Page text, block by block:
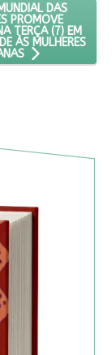
NO PERU E NA
MARCHA
DAS
PROMOVE
TERÇA (7) EM
ÀS MULHERES